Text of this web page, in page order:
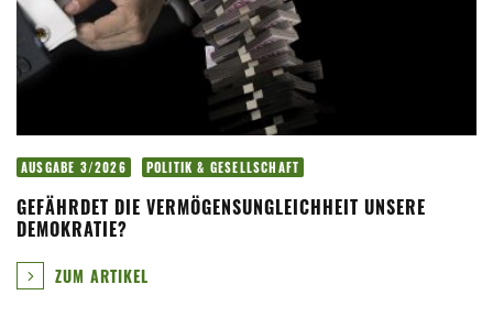
AUSGABE 3/2026 POLITIK & GESELLSCHAFT
GEFÄHRDET DIE VERMÖGENSUNGLEICHHEIT UNSERE
DEMOKRATIE?
ZUM ARTIKEL